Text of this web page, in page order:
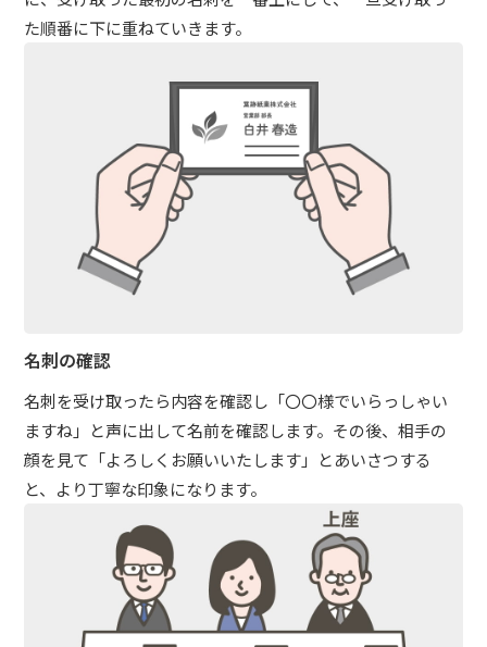
た順番に下に重ねていきます。
名刺の確認
名刺を受け取ったら内容を確認し「〇〇様でいらっしゃい
ますね」と声に出して名前を確認します。その後、相手の
顔を見て「よろしくお願いいたします」とあいさつする
と、より丁寧な印象になります。